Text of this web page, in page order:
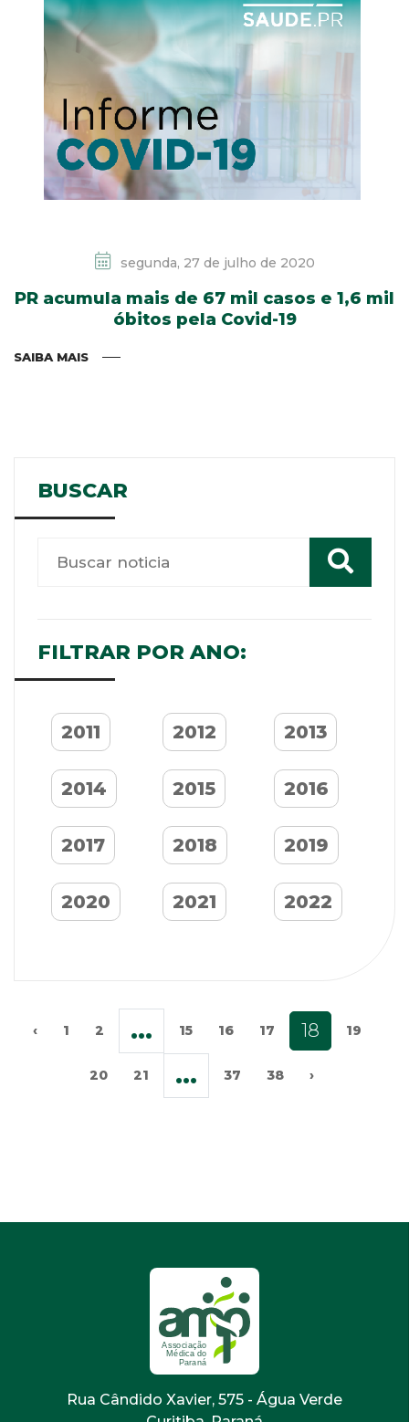
segunda, 27 de julho de 2020
PR acumula mais de 67 mil casos e 1,6 mil
óbitos pela Covid-19
SAIBA MAIS
BUSCAR
FILTRAR POR ANO:
2011 2012 2013
2014 2015 2016
2017 2018 2019
2020 2021 2022
‹ 1 2 ... 15 16 17 18 19
20 21 ... 37 38 ›
Rua Cândido Xavier, 575 - Água Verde